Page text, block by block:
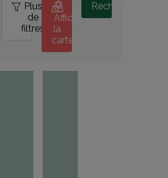
Plus
de
filtres
Afficher
la
carte
Rechercher